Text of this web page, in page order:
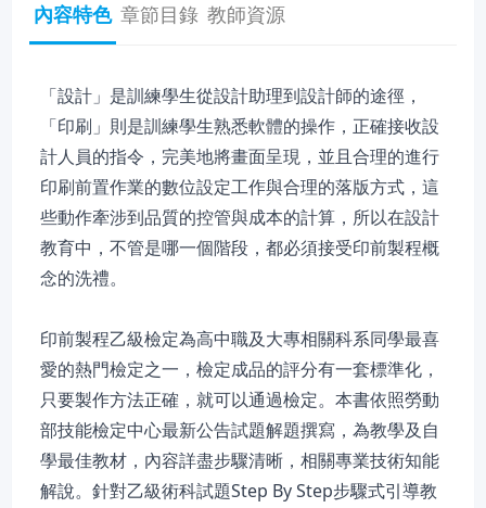
內容特色 章節目錄 教師資源
「設計」是訓練學生從設計助理到設計師的途徑，
「印刷」則是訓練學生熟悉軟體的操作，正確接收設
計人員的指令，完美地將畫面呈現，並且合理的進行
印刷前置作業的數位設定工作與合理的落版方式，這
些動作牽涉到品質的控管與成本的計算，所以在設計
教育中，不管是哪一個階段，都必須接受印前製程概
念的洗禮。
印前製程乙級檢定為高中職及大專相關科系同學最喜
愛的熱門檢定之一，檢定成品的評分有一套標準化，
只要製作方法正確，就可以通過檢定。本書依照勞動
部技能檢定中心最新公告試題解題撰寫，為教學及自
學最佳教材，內容詳盡步驟清晰，相關專業技術知能
解說。針對乙級術科試題Step By Step步驟式引導教